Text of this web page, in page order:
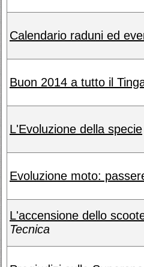
Calendario raduni ed
Buon 2014 a tutto il
L'Evoluzione della specie
Evoluzione moto:
L'accensione dello
Tecnica